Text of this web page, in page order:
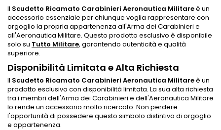
Il Scudetto Ricamato Carabinieri Aeronautica Militareè un
accessorio essenziale per chiunque voglia rappresentare con
orgoglio la propria appartenenza all'Arma dei Carabinieri e
all'Aeronautica Militare. Questo prodotto esclusivo è disponibile
solo su Tutto Militare, garantendo autenticità e qualità
superiore.
Disponibilità Limitata e Alta Richiesta
Il Scudetto Ricamato Carabinieri Aeronautica Militareè un
prodotto esclusivo con disponibilità limitata. La sua alta richiesta
tra i membri dell'Arma dei Carabinieri e dell'Aeronautica Militare
lo rende un accessorio molto ricercato. Non perdere
l'opportunità di possedere questo simbolo distintivo di orgoglio
e appartenenza.